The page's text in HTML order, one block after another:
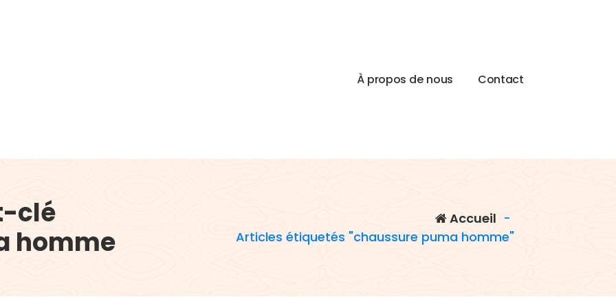
À propos de nous Contact
clé
homme
Accueil -
Articles étiquetés "chaussure puma homme"